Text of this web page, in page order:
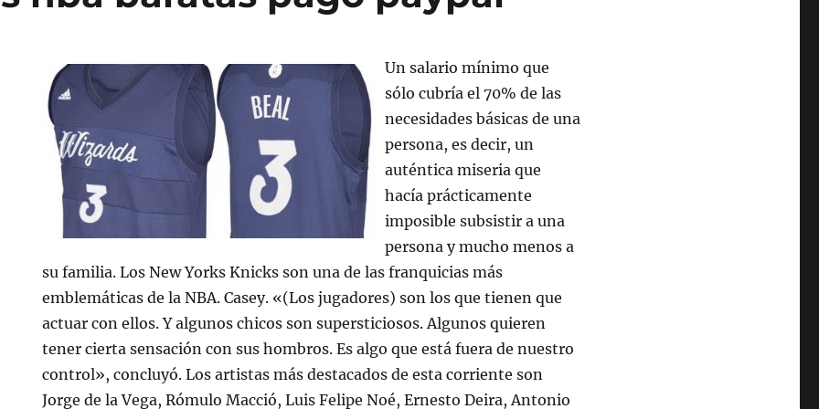
Un salario mínimo que
sólo cubría el 70% de las
necesidades básicas de una
persona, es decir, un
auténtica miseria que
hacía prácticamente
imposible subsistir a una
persona y mucho menos a
su familia. Los New Yorks Knicks son una de las franquicias más
emblemáticas de la NBA. Casey. «(Los jugadores) son los que tienen que
actuar con ellos. Y algunos chicos son supersticiosos. Algunos quieren
tener cierta sensación con sus hombros. Es algo que está fuera de nuestro
control», concluyó. Los artistas más destacados de esta corriente son
Jorge de la Vega, Rómulo Macció, Luis Felipe Noé, Ernesto Deira, Antonio